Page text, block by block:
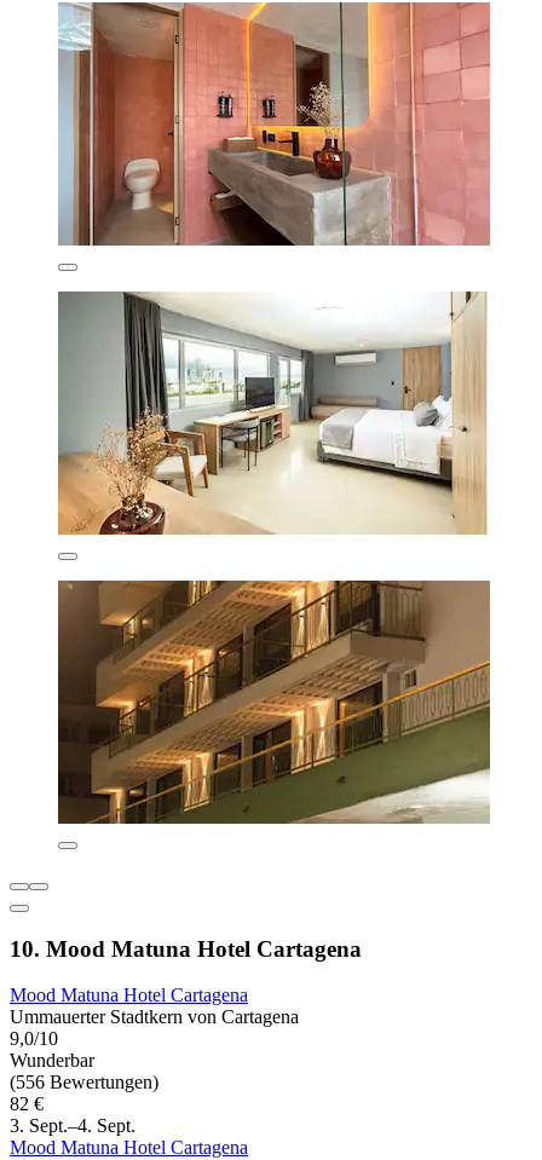
10. Mood Matuna Hotel Cartagena
Mood Matuna Hotel Cartagena
Ummauerter Stadtkern von Cartagena
9,0/10
Wunderbar
(556 Bewertungen)
82 €
3. Sept.–4. Sept.
Mood Matuna Hotel Cartagena